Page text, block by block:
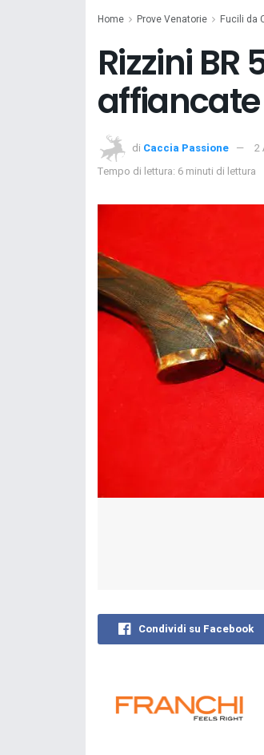
Home Prove Venatorie Fucili da
Rizzini BR
di Caccia Passione 2
Tempo di lettura: 6 minuti di lettura
Condividi su Facebook